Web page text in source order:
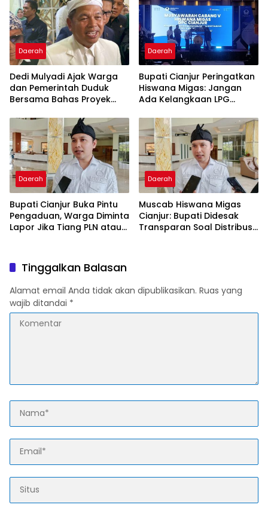
Geotermal
Daerah
Dedi Mulyadi Ajak Warga
dan Pemerintah Duduk
Bersama Bahas Proyek
Daerah
Bupati Cianjur Peringatkan
Hiswana Migas: Jangan
Ada Kelangkaan LPG
dan Spekulasi
Daerah
Bupati Cianjur Buka Pintu
Pengaduan, Warga Diminta
Lapor Jika Tiang PLN atau
Daerah
Muscab Hiswana Migas
Cianjur: Bupati Didesak
Transparan Soal Distribusi
Tinggalkan Balasan
Alamat email Anda tidak akan dipublikasikan. Ruas yang
wajib ditandai *